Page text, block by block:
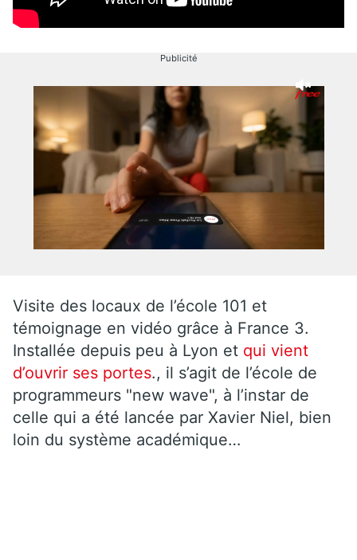
Publicité
Visite des locaux de l’école 101 et
témoignage en vidéo grâce à France 3.
Installée depuis peu à Lyon et qui vient
d’ouvrir ses portes., il s’agit de l’école de
programmeurs "new wave", à l’instar de
celle qui a été lancée par Xavier Niel, bien
loin du système académique…